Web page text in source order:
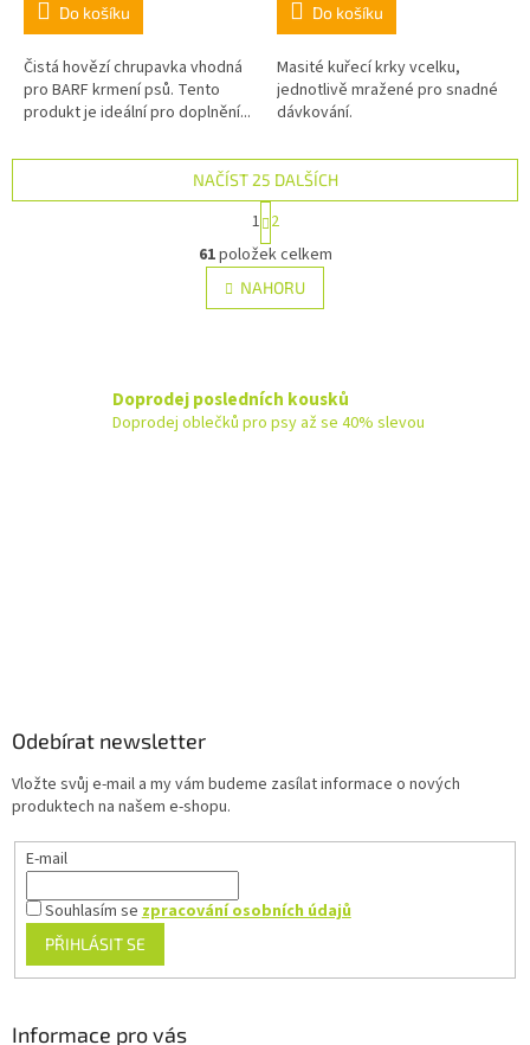
Do košíku
Čistá hovězí chrupavka vhodná
pro BARF krmení psů. Tento
produkt je ideální pro doplnění...
Do košíku
Masité kuřecí krky vcelku,
jednotlivě mražené pro snadné
dávkování.
O
v
l
á
í
p
NAČÍST 25 DALŠÍCH
S
t
r
á
n
k
n
í
1 2
61položek celkem
NAHORU
Doprodej posledních kousků
Doprodej oblečků pro psy až se 40% slevou
Odebírat newsletter
Vložte svůj e-mail a my vám budeme zasílat informace o nových
produktech na našem e-shopu.
E-mail
Souhlasím se zpracování osobních údajů
PŘIHLÁSIT SE
Informace pro vás